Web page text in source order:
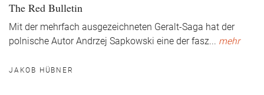
The Red Bulletin
Mit der mehrfach ausgezeichneten Geralt-Saga hat der
polnische Autor Andrzej Sapkowski eine der fasz... mehr
JAKOB HÜBNER